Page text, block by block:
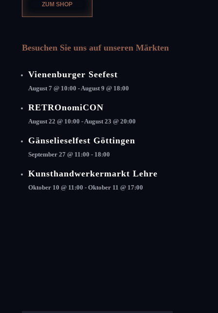
ZUM SHOP
Besuchen Sie uns auf unseren Märkten
Vienenburger Seefest
August 7 @ 10:00 - August 9 @ 18:00
RETROnomiCON
August 22 @ 10:00 - August 23 @ 20:00
Gänselieselfest Göttingen
September 27 @ 11:00 - 18:00
Kunsthandwerkermarkt Lehre
Oktober 10 @ 11:00 - Oktober 11 @ 17:00